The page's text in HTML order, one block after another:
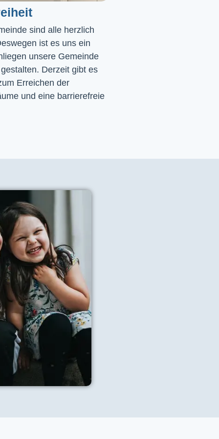
sind alle herzlich
ist es uns ein
unsere Gemeinde
Derzeit gibt es
Erreichen der
und eine barrierefreie